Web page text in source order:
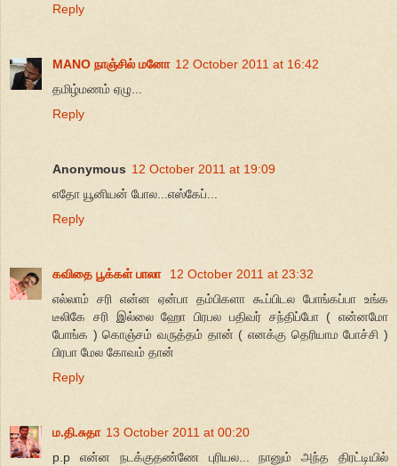
Reply
MANO நாஞ்சில் மனோ 12 October 2011 at 16:42
தமிழ்மணம் ஏழு...
Reply
Anonymous 12 October 2011 at 19:09
எதோ யூனியன் போல...எஸ்கேப்...
Reply
கவிதை பூக்கள் பாலா
12 October 2011 at 23:32
எல்லாம் சரி என்ன ஏன்பா தம்பிகளா கூப்பிடல போங்கப்பா உங்க
டீலிகே சரி இல்லை ஹோ பிரபல பதிவர் சந்திப்போ ( என்னமோ
போங்க ) கொஞ்சம் வருத்தம் தான் ( எனக்கு தெரியாம போச்சி )
பிரபா மேல கோவம் தான்
Reply
ம.தி.சுதா 13 October 2011 at 00:20
p.p என்ன நடக்குதண்ணே புரியல... நானும் அந்த திரட்டியில்